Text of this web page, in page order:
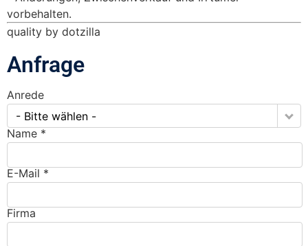
vorbehalten.
quality by dotzilla
Anfrage
Anrede
- Bitte wählen -
Name *
E-Mail *
Firma